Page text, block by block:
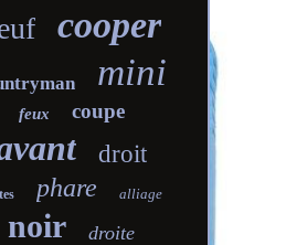
cooper
mini
feux coupe
droit
phare alliage
noir droite